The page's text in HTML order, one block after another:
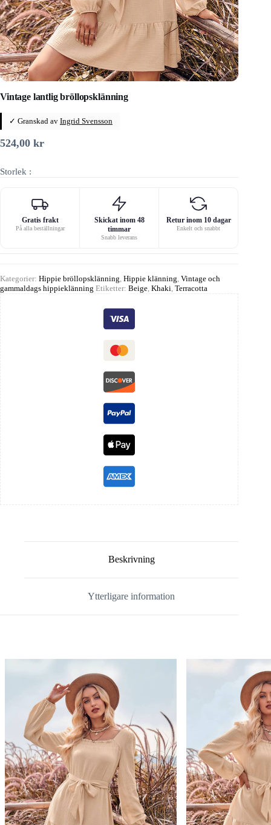
Vintage lantlig bröllopsklänning
✓ Granskad av Ingrid Svensson
524,00 kr
Storlek :
Gratis frakt
På alla beställningar
Skickat inom 48
timmar
Snabb leverans
Retur inom 10 dagar
Enkelt och snabbt
Kategorier: Hippie bröllopsklänning Hippie klänning Vintage och
gammaldags hippieklänning Etiketter: Beige Khaki Terracotta
Beskrivning
Ytterligare information